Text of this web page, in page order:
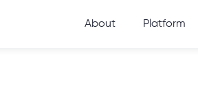
About Platform